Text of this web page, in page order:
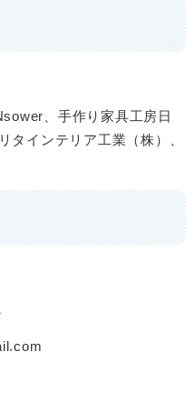
、手作り家具工房日
タインテリア工業（株）、